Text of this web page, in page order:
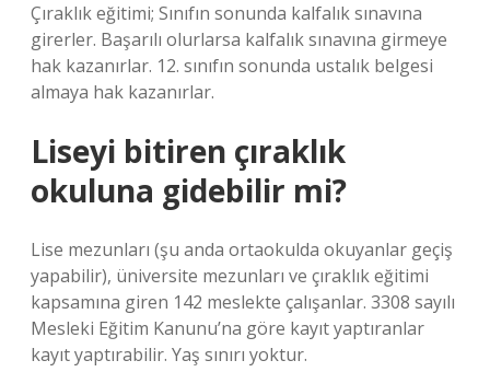
Çıraklık eğitimi; Sınıfın sonunda kalfalık sınavına
girerler. Başarılı olurlarsa kalfalık sınavına girmeye
hak kazanırlar. 12. sınıfın sonunda ustalık belgesi
almaya hak kazanırlar.
Liseyi bitiren çıraklık
okuluna gidebilir mi?
Lise mezunları (şu anda ortaokulda okuyanlar geçiş
yapabilir), üniversite mezunları ve çıraklık eğitimi
kapsamına giren 142 meslekte çalışanlar. 3308 sayılı
Mesleki Eğitim Kanunu’na göre kayıt yaptıranlar
kayıt yaptırabilir. Yaş sınırı yoktur.